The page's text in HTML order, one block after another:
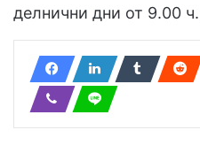
делнични дни от 9.00